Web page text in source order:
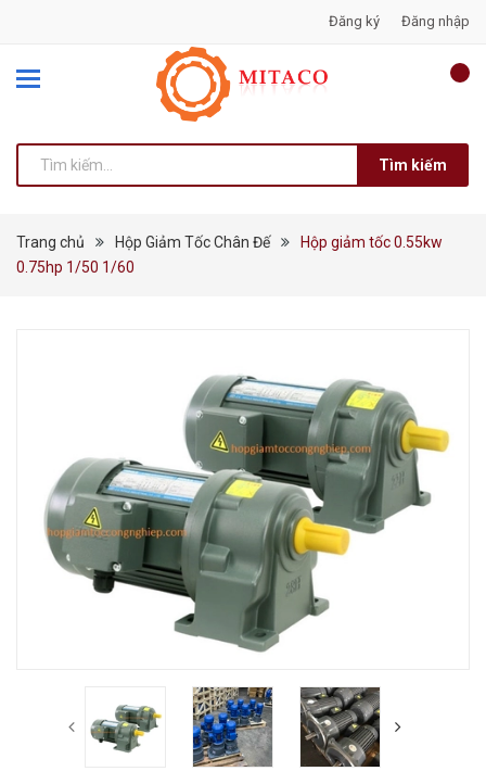
Đăng ký Đăng nhập
Tìm kiếm
Trang chủ Hộp Giảm Tốc Chân Đế
Hộp giảm tốc 0.55kw
0.75hp 1/50 1/60